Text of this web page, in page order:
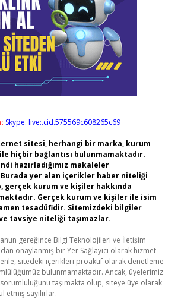
Skype: live:.cid.575569c608265c69
sitesi, herhangi bir marka, kurum
hiçbir bağlantısı bulunmamaktadır.
hazırladığımız makaleler
Burada yer alan içerikler haber niteliği
gerçek kurum ve kişiler hakkında
Gerçek kurum ve kişiler ile isim
tesadüfidir. Sitemizdeki bilgiler
tavsiye niteliği taşımazlar.
gereğince Bilgi Teknolojileri ve İletişim
onaylanmış bir Yer Sağlayıcı olarak hizmet
sitedeki içerikleri proaktif olarak denetleme
bulunmamaktadır. Ancak, üyelerimiz
taşımakta olup, siteye üye olarak
etmiş sayılırlar.